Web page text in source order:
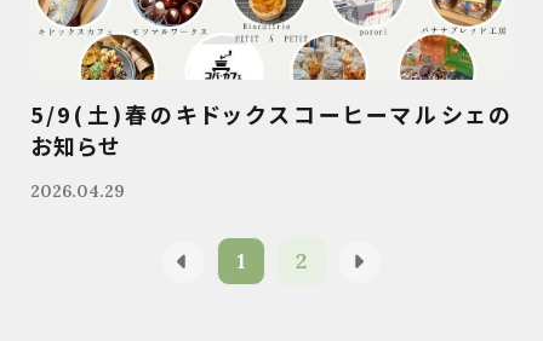
5/9(土)春のキドックスコーヒーマルシェの
お知らせ
2026.04.29
1 2